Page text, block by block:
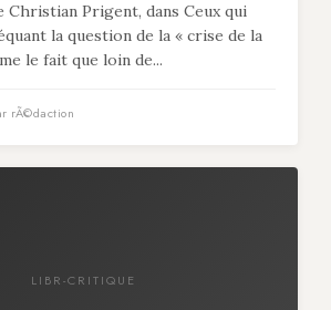
Christian Prigent, dans Ceux qui
la question de la « crise de la
le fait que loin de...
rÃ©daction
LIBR-CRITIQUE